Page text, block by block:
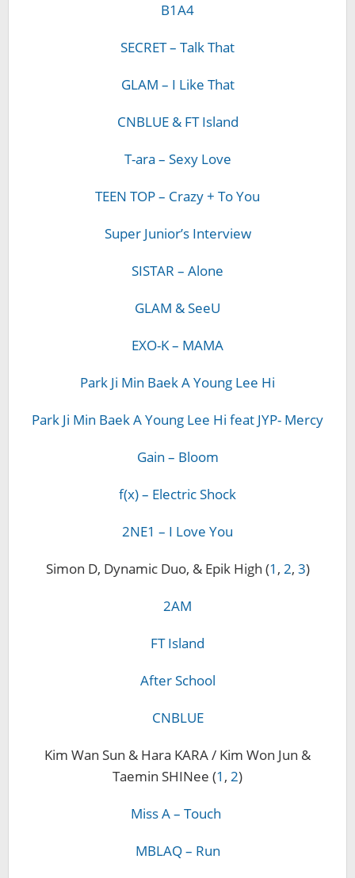
B1A4
SECRET – Talk That
GLAM – I Like That
CNBLUE & FT Island
T-ara – Sexy Love
TEEN TOP – Crazy + To You
Super Junior’s Interview
SISTAR – Alone
GLAM & SeeU
EXO-K – MAMA
Park Ji Min Baek A Young Lee Hi
Park Ji Min Baek A Young Lee Hi feat JYP- Mercy
Gain – Bloom
f(x) – Electric Shock
2NE1 – I Love You
Simon D, Dynamic Duo, & Epik High (1 , 2, 3)
2AM
FT Island
After School
CNBLUE
Kim Wan Sun & Hara KARA / Kim Won Jun &
Taemin SHINee (1 , 2)
Miss A – Touch
MBLAQ – Run